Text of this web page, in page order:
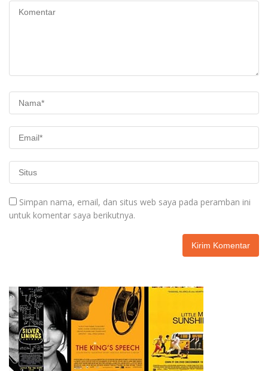
Simpan nama, email, dan situs web saya pada peramban ini
untuk komentar saya berikutnya.